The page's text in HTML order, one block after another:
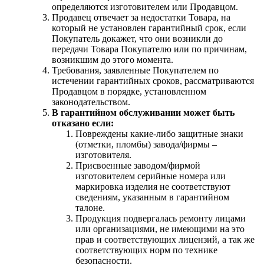
определяются изготовителем или Продавцом.
Продавец отвечает за недостатки Товара, на
который не установлен гарантийный срок, если
Покупатель докажет, что они возникли до
передачи Товара Покупателю или по причинам,
возникшим до этого момента.
Требования, заявленные Покупателем по
истечении гарантийных сроков, рассматриваются
Продавцом в порядке, установленном
законодательством.
В гарантийном обслуживании может быть
отказано если:
Повреждены какие-либо защитные знаки
(отметки, пломбы) завода/фирмы –
изготовителя.
Присвоенные заводом/фирмой
изготовителем серийные номера или
маркировка изделия не соответствуют
сведениям, указанным в гарантийном
талоне.
Продукция подвергалась ремонту лицами
или организациями, не имеющими на это
прав и соответствующих лицензий, а так же
соответствующих норм по технике
безопасности.